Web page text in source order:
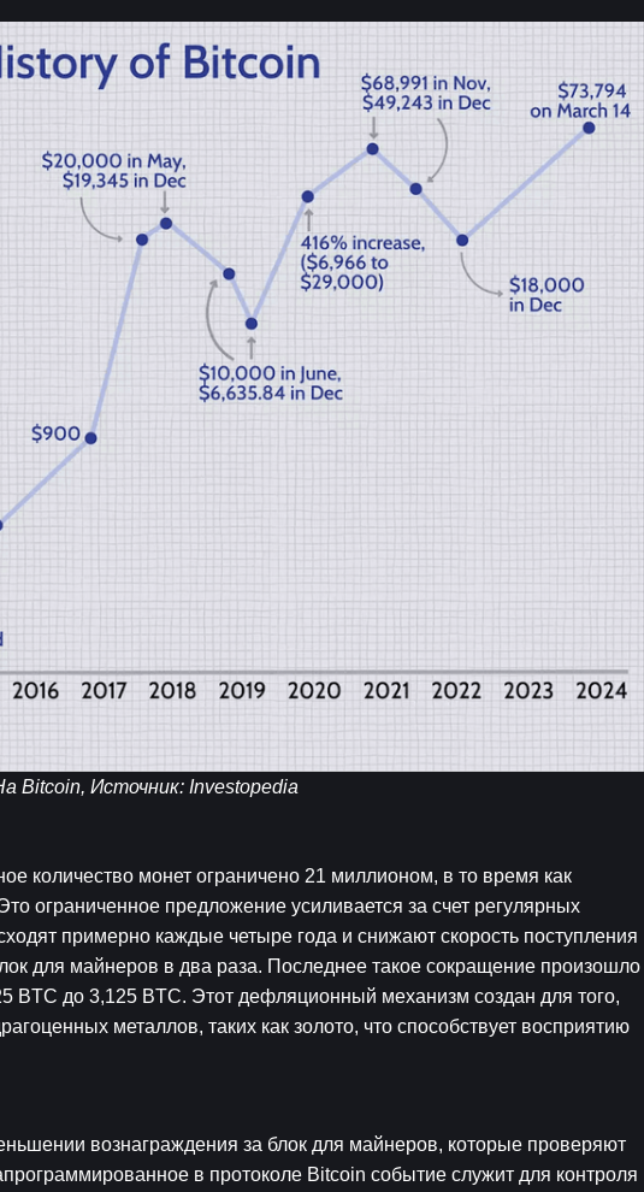
Bitcoin, Источник: Investopedia
количество монет ограничено 21 миллионом, в то время как
ограниченное предложение усиливается за счет регулярных
примерно каждые четыре года и снижают скорость поступления
для майнеров в два раза. Последнее такое сокращение произошло
BTC до 3,125 BTC. Этот дефляционный механизм создан для того,
металлов, таких как золото, что способствует восприятию
вознаграждения за блок для майнеров, которые проверяют
в протоколе Bitcoin событие служит для контроля